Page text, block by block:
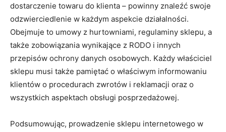
dostarczenie towaru do klienta – powinny znaleźć swoje
odzwierciedlenie w każdym aspekcie działalności.
Obejmuje to umowy z hurtowniami, regulaminy sklepu, a
także zobowiązania wynikające z RODO i innych
przepisów ochrony danych osobowych. Każdy właściciel
sklepu musi także pamiętać o właściwym informowaniu
klientów o procedurach zwrotów i reklamacji oraz o
wszystkich aspektach obsługi posprzedażowej.
Podsumowując, prowadzenie sklepu internetowego w